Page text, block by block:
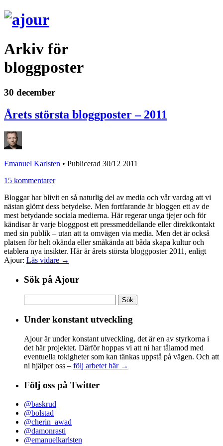
Arkiv för
bloggposter
30 december
Årets största bloggposter – 2011
Emanuel Karlsten • Publicerad 30/12 2011
15 kommentarer
Bloggar har blivit en så naturlig del av media och vår vardag att vi
nästan glömt dess betydelse. Men fortfarande är bloggen ett av de
mest betydande sociala medierna. Här regerar unga tjejer och för
kändisar är varje bloggpost ett pressmeddellande eller direktkontakt
med sin publik – utan att ta omvägen via media. Men det är också
platsen för helt okända eller småkända att båda skapa kultur och
etablera nya insikter. Här är årets största bloggposter 2011, enligt
Ajour: Läs vidare →
Sök på Ajour
efter:
Under konstant utveckling
Ajour är under konstant utveckling, det är en av styrkorna i
det här projektet. Därför hoppas vi att ni har tålamod med
eventuella tokigheter som kan tänkas uppstå på vägen. Och att
ni hjälper oss – följ arbetet här →
Följ oss på Twitter
@baskrud
@bolstad
@cherin_awad
@damonrasti
@emanuelkarlsten